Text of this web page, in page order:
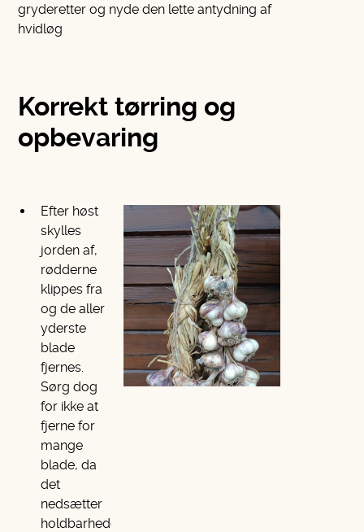
gryderetter og nyde den lette antydning af
hvidløg
Korrekt tørring og
opbevaring
Efter høst
skylles
jorden af,
rødderne
klippes fra
og de aller
yderste
blade
fjernes.
Sørg dog
for ikke at
fjerne for
mange
blade, da
det
nedsætter
holdbarheden.